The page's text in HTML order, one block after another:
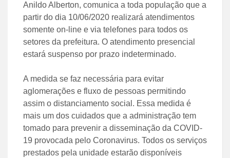
Anildo Alberton, comunica a toda população que a
partir do dia 10/06/2020 realizará atendimentos
somente on-line e via telefones para todos os
setores da prefeitura. O atendimento presencial
estará suspenso por prazo indeterminado.
A medida se faz necessária para evitar
aglomerações e fluxo de pessoas permitindo
assim o distanciamento social. Essa medida é
mais um dos cuidados que a administração tem
tomado para prevenir a disseminação da COVID-
19 provocada pelo Coronavirus. Todos os serviços
prestados pela unidade estarão disponíveis